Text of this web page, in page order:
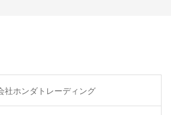
社ホンダトレーディング